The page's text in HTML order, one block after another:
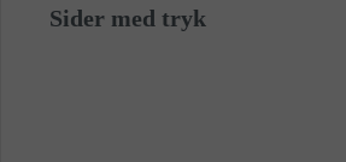
Sider med tryk